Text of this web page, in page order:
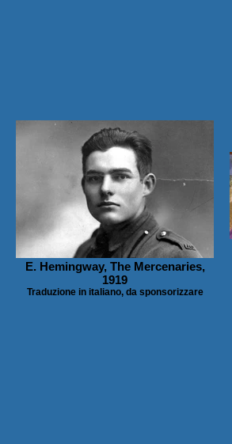
E. Hemingway, The Mercenaries,
1919
Traduzione in italiano, da sponsorizzare